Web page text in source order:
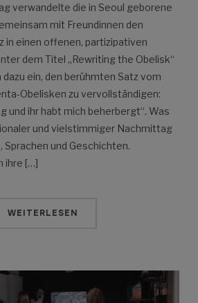
verwandelte die in Seoul geborene
mit Freundinnen den
in einen offenen, partizipativen
dem Titel „Rewriting the Obelisk“
ein, den berühmten Satz vom
Obelisken zu vervollständigen:
und ihr habt mich beherbergt“. Was
und vielstimmiger Nachmittag
und Geschichten.
ihre […]
WEITERLESEN